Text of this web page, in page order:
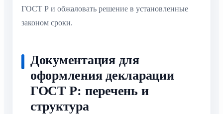
ГОСТ Р и обжаловать решение в установленные
законом сроки.
Документация для
оформления декларации
ГОСТ Р: перечень и
структура